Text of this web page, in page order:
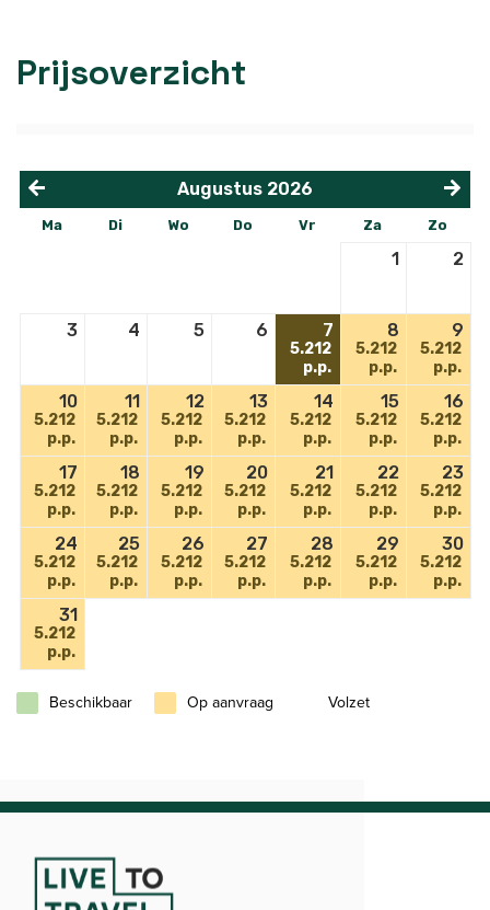
Prijsoverzicht
< >
Augustus 2026
Ma Di Wo Do Vr Za Zo
1 2
3 4 5 6 7
5.212
p.p.
8
5.212
p.p.
9
5.212
p.p.
10
5.212
p.p.
11
5.212
p.p.
12
5.212
p.p.
13
5.212
p.p.
14
5.212
p.p.
15
5.212
p.p.
16
5.212
p.p.
17
5.212
p.p.
18
5.212
p.p.
19
5.212
p.p.
20
5.212
p.p.
21
5.212
p.p.
22
5.212
p.p.
23
5.212
p.p.
24
5.212
p.p.
25
5.212
p.p.
26
5.212
p.p.
27
5.212
p.p.
28
5.212
p.p.
29
5.212
p.p.
30
5.212
p.p.
31
5.212
p.p.
Beschikbaar Op aanvraag Volzet